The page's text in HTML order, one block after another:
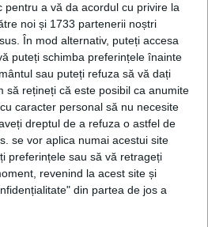
pentru a vă da acordul cu privire la
noi și 1733 partenerii noștri
În mod alternativ, puteți accesa
puteți schimba preferințele înainte
sau puteți refuza să vă dați
să rețineți că este posibil ca anumite
caracter personal să nu necesite
dreptul de a refuza o astfel de
se vor aplica numai acestui site
preferințele sau să vă retrageți
revenind la acest site și
din partea de jos a
TINE
de la primele aparate
online
cazinourilor în
la saloane sociale, la era